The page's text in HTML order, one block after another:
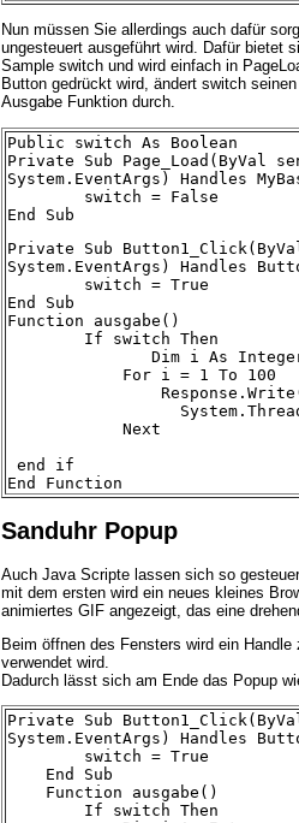
Nun müssen Sie allerdings auch dafür
ungesteuert ausgeführt wird. Dafür bietet
Sample switch und wird einfach in
Button gedrückt wird, ändert switch
Ausgabe Funktion durch.
Public switch As Boolean
Private Sub Page_Load(ByVal
System.EventArgs) Handles
switch = False
End Sub
Private Sub
System.EventArgs) Handles
switch = True
End Sub
Function ausgabe()
If switch Then
Dim i As
For i = 1 To 100
Next
end if
End Function
Sanduhr Popup
Auch Java Scripte lassen sich so
mit dem ersten wird ein neues kleines
animiertes GIF angezeigt, das eine
Beim öffnen des Fensters wird ein
verwendet wird.
Dadurch lässt sich am Ende das Popup
Private Sub
System.EventArgs) Handles
switch = True
End Sub
Function ausgabe()
If switch Then